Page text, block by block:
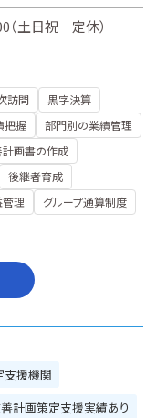
土日祝 定休）
訪問
黒字決算
把握
部門別の業績管理
画書の作成
後継者育成
理
グループ通算制度
支援機関
計画策定支援実績あり